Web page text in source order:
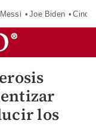
Joe Biden
los